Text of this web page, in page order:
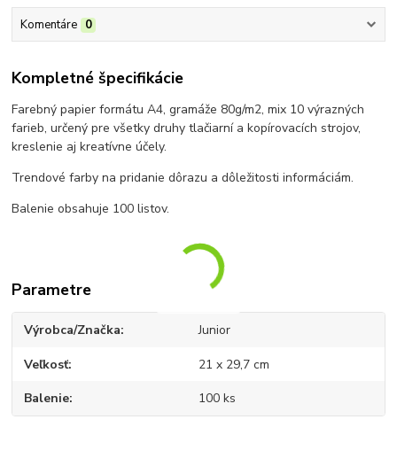
Komentáre 0
Kompletné špecifikácie
Farebný papier formátu A4, gramáže 80g/m2, mix 10 výrazných
farieb, určený pre všetky druhy tlačiarní a kopírovacích strojov,
kreslenie aj kreatívne účely.
Trendové farby na pridanie dôrazu a dôležitosti informáciám.
Balenie obsahuje 100 listov.
Parametre
Výrobca/Značka Junior
Veľkosť 21 x 29,7 cm
Balenie 100 ks